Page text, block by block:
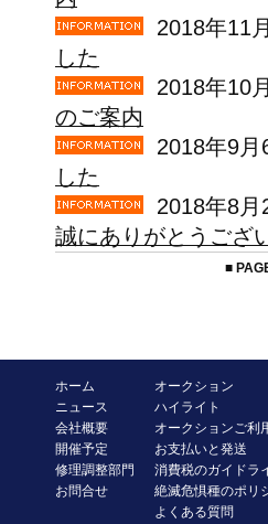
2018年11
した
2018年10
のご案内
2018年9
した
2018年8
誠にありがとうござ
■
ホーム
ニュース
会社概要
開催予定
修理調整部門
お問合せ
オークション
ハイライト
オークションご利
お支払いと発送
消費税のガイドラ
絶滅危惧種のポリ
よくある質問